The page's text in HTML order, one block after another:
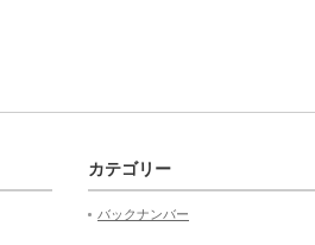
カテゴリー
バックナンバー